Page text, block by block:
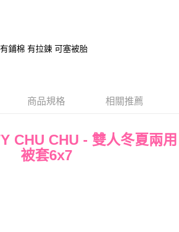
含以上)免運費
鋪棉 有拉鍊 可塞被胎
商品規格 相關推薦
CHU CHU - 雙人冬夏兩用
被套6x7